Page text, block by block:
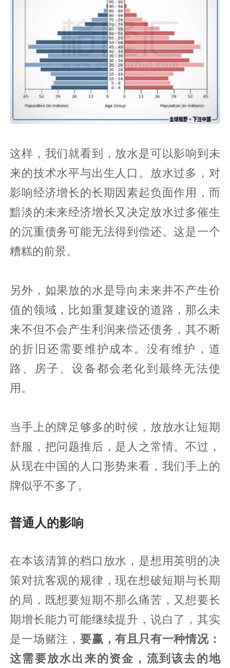
这样，我们就看到，放水是可以影响到未
来的技术水平与出生人口。放水过多，对
影响经济增长的长期因素起负面作用，而
黯淡的未来经济增长又决定放水过多催生
的沉重债务可能无法得到偿还。这是一个
糟糕的前景。
另外，如果放的水是导向未来并不产生价
值的领域，比如重复建设的道路，那么未
来不但不会产生利润来偿还债务，其不断
的折旧还需要维护成本。没有维护，道
路、房子、设备都会老化到最终无法使
用。
当手上的牌足够多的时候，放放水让短期
舒服，把问题推后，是人之常情。不过，
从现在中国的人口形势来看，我们手上的
牌似乎不多了。
普通人的影响
在本该清算的档口放水，是想用英明的决
策对抗客观的规律，现在想破短期与长期
的局，既想要短期不那么痛苦，又想要长
期增长能力可能继续提升，说白了，其实
是一场赌注， 要赢，有且只有一种情况：
这需要放水出来的资金，流到该去的地